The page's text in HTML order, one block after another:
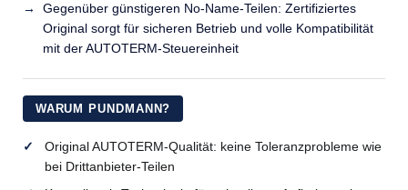
Gegenüber günstigeren No-Name-Teilen: Zertifiziertes
Original sorgt für sicheren Betrieb und volle Kompatibilität
mit der AUTOTERM-Steuereinheit
WARUM PUNDMANN?
Original AUTOTERM-Qualität: keine Toleranzprobleme wie
bei Drittanbieter-Teilen